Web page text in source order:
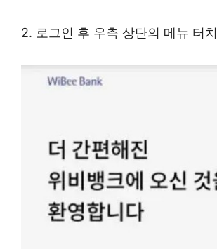
2. 로그인 후 우측 상단의 메뉴 터치